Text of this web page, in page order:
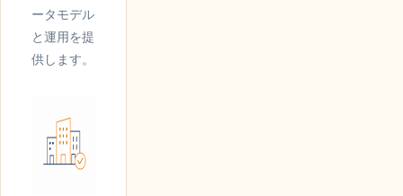
ータモデル
と運用を提
供します。